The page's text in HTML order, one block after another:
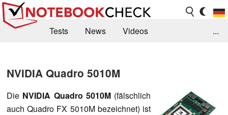
Tests News
Videos
Kaufberatung
Deals Suche
Forum
...
NVIDIA Quadro 5010M
Die NVIDIA Quadro 5010M(fälschlich
auch Quadro FX 5010M bezeichnet) ist